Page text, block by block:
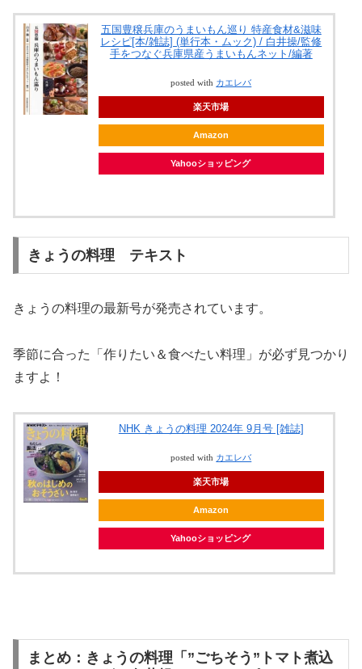
五国豊穣兵庫のうまいもん巡り 特産食材&滋味
レシピ[本/雑誌] (単行本・ムック) / 白井操/監修
手をつなぐ兵庫県産うまいもんネット/編著
posted with カエレバ
楽天市場
Amazon
Yahooショッピング
きょうの料理 テキスト
きょうの料理の最新号が発売されています。
季節に合った「作りたい＆食べたい料理」が必ず見つかり
ますよ！
NHK きょうの料理 2024年 9月号 [雑誌]
posted with カエレバ
楽天市場
Amazon
Yahooショッピング
まとめ：きょうの料理「”ごちそう”トマト煮込